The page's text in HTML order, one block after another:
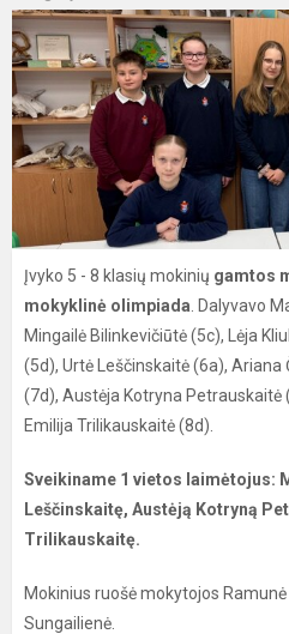
Įvyko 5 - 8 klasių mokinių gamtos
mokyklinė olimpiada . Dalyvavo
Mingailė Bilinkevičiūtė (5c), Lėja
(5d), Urtė Leščinskaitė (6a), Ariana
(7d), Austėja Kotryna Petrauskaitė
Emilija Trilikauskaitė (8d).
Sveikiname 1 vietos laimėtojus:
Leščinskaitę, Austėją Kotryną
Trilikauskaitę.
Mokinius ruošė mokytojos
Sungailienė.